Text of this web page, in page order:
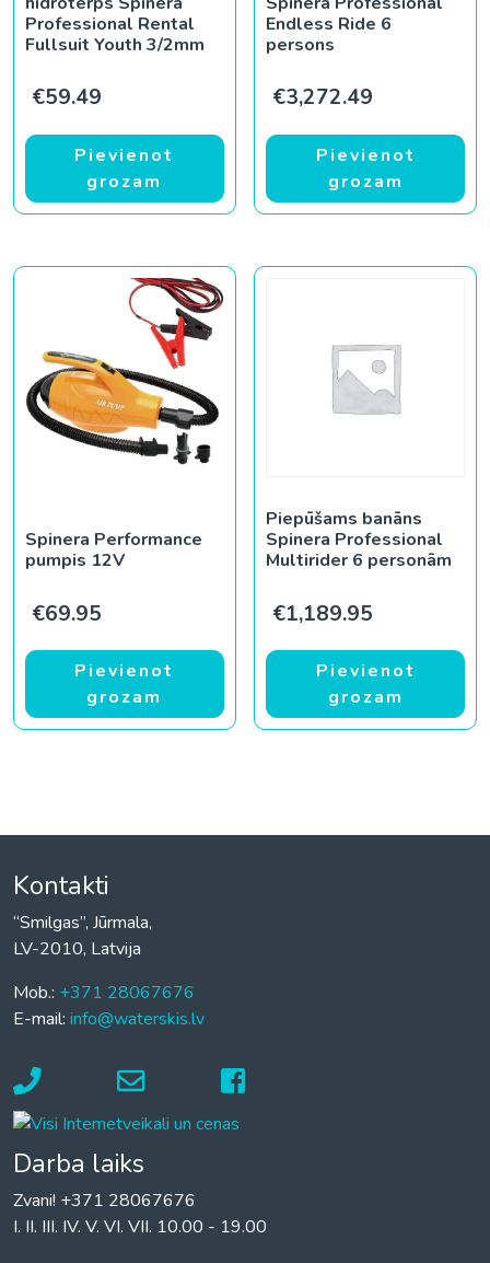
Professional Rental
Fullsuit Youth 3/2mm
€59.49
Pievienot
grozam
Endless Ride 6
persons
€3,272.49
Pievienot
grozam
Spinera Performance
pumpis 12V
€69.95
Pievienot
grozam
Piepūšams banāns
Spinera Professional
Multirider 6 personām
€1,189.95
Pievienot
grozam
Kontakti
“Smilgas”, Jūrmala,
LV-2010, Latvija
Mob.: +371 28067676
E-mail: info@waterskis.lv
Darba laiks
Zvani! +371 28067676
I. II. III. IV. V. VI. VII. 10.00 - 19.00